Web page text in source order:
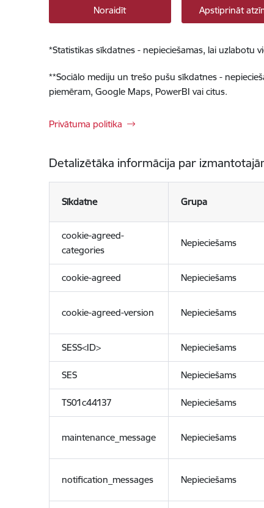
Noraidīt Apstiprināt
*Statistikas sīkdatnes - nepieciešamas, lai uzlabotu
**Sociālo mediju un trešo pušu sīkdatnes -
piemēram, Google Maps, PowerBI vai citus.
Privātuma politika
Detalizētāka informācija par
Sīkdatne Grupa
cookie-agreed-
categories
Nepieciešams
cookie-agreed Nepieciešams
cookie-agreed-version Nepieciešams
SESS<ID> Nepieciešams
SES Nepieciešams
TS01c44137 Nepieciešams
maintenance_message Nepieciešams
notification_messages Nepieciešams